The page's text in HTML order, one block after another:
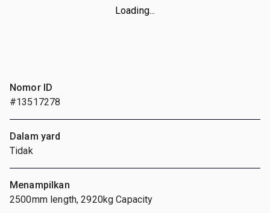
Loading...
Nomor ID
#13517278
Dalam yard
Tidak
Menampilkan
2500mm length, 2920kg Capacity